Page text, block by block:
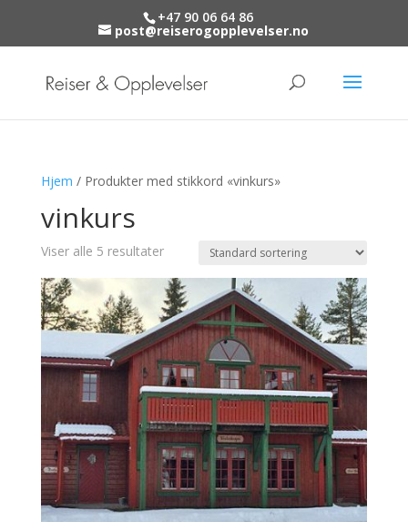
+47 90 06 64 86
post@reiserogopplevelser.no
Hjem / Produkter med stikkord «vinkurs»
vinkurs
Viser alle 5 resultater